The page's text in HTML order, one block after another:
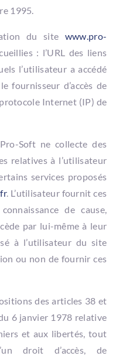
1995.
du site www.pro-
: l’URL des liens
l’utilisateur a accédé
fournisseur d’accès de
protocole Internet (IP) de
Soft ne collecte des
relatives à l’utilisateur
services proposés
. L’utilisateur fournit ces
de cause,
par lui-même à leur
à l’utilisateur du site
ou non de fournir ces
des articles 38 et
6 janvier 1978 relative
et aux libertés, tout
droit d’accès, de